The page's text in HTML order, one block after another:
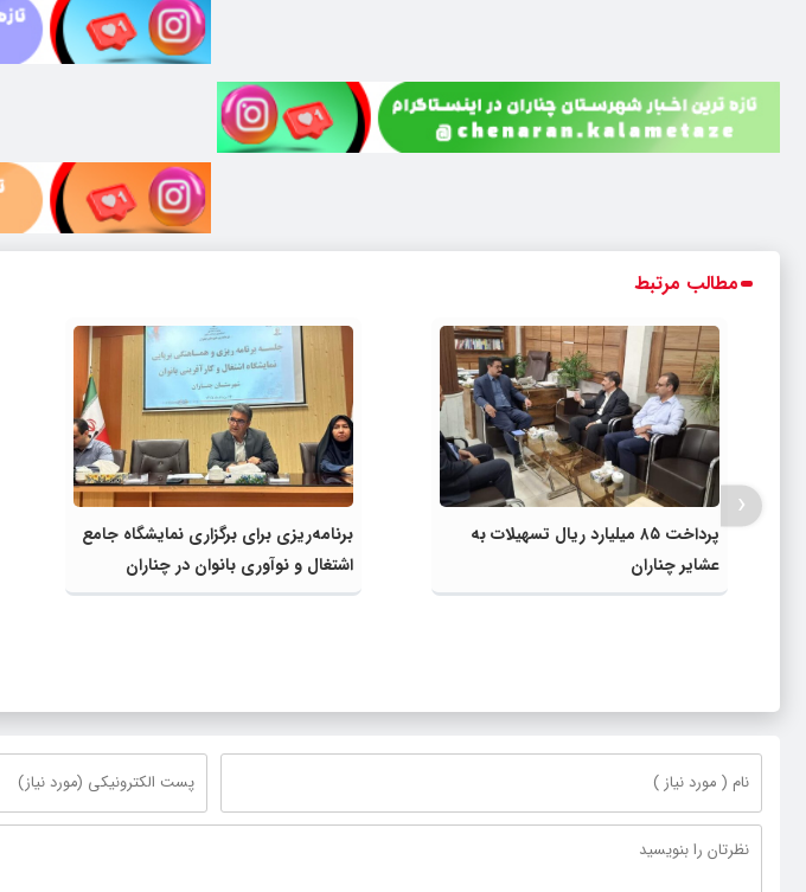
مطالب مرتبط
پرداخت ۸۵ میلیارد ریال تسهیلات به
عشایر چناران
برنامه‌ریزی برای برگزاری نمایشگاه جامع
اشتغال و نوآوری بانوان در چناران
‹